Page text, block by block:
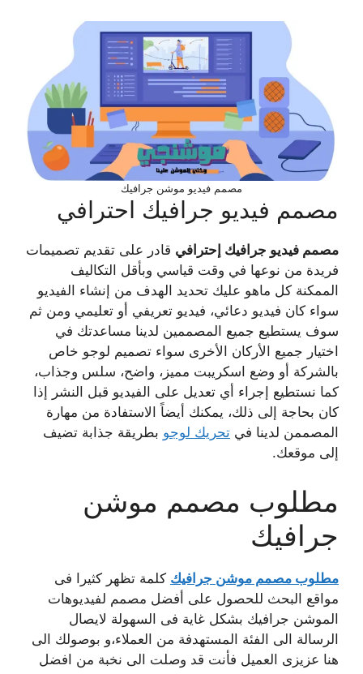
مصمم فيديو موشن جرافيك
مصمم فيديو جرافيك احترافي
مصمم فيديو جرافيك إحترافي قادر على تقديم تصميمات
فريدة من نوعها في وقت قياسي وبأقل التكاليف
الممكنة كل ماهو عليك تحديد الهدف من إنشاء الفيديو
سواء كان فيديو دعائي، فيديو تعريفي أو تعليمي ومن ثم
سوف يستطيع جميع المصممين لدينا مساعدتك في
اختيار جميع الأركان الأخرى سواء تصميم لوجو خاص
بالشركة أو وضع اسكريبت مميز، واضح، سلس وجذاب،
كما نستطيع إجراء أي تعديل على الفيديو قبل النشر إذا
كان بحاجة إلى ذلك، يمكنك أيضاً الاستفادة من مهارة
المصممن لدينا في تحريك لوجو بطريقة جذابة تضيف
إلى موقعك.
مطلوب مصمم موشن
جرافيك
مطلوب مصمم موشن جرافيك كلمة تظهر كثيرا فى
مواقع البحث للحصول على أفضل مصمم لفيديوهات
الموشن جرافيك بشكل غاية فى السهولة لايصال
الرسالة الى الفئة المستهدفة من العملاء،و بوصولك الى
هنا عزيزى العميل فأنت قد وصلت الى نخبة من افضل